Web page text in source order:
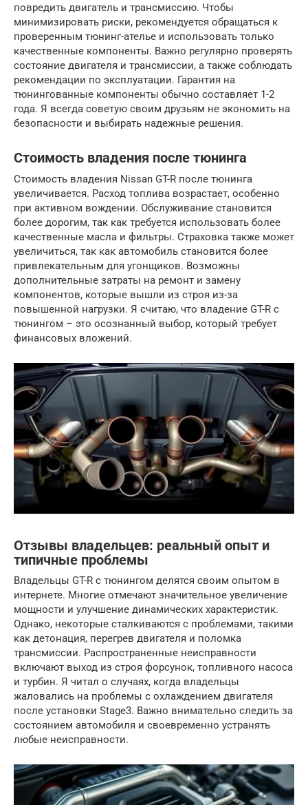
повредить двигатель и трансмиссию. Чтобы
минимизировать риски, рекомендуется обращаться к
проверенным тюнинг-ателье и использовать только
качественные компоненты. Важно регулярно проверять
состояние двигателя и трансмиссии, а также соблюдать
рекомендации по эксплуатации. Гарантия на
тюнингованные компоненты обычно составляет 1-2
года. Я всегда советую своим друзьям не экономить на
безопасности и выбирать надежные решения.
Стоимость владения после тюнинга
Стоимость владения Nissan GT-R после тюнинга
увеличивается. Расход топлива возрастает, особенно
при активном вождении. Обслуживание становится
более дорогим, так как требуется использовать более
качественные масла и фильтры. Страховка также может
увеличиться, так как автомобиль становится более
привлекательным для угонщиков. Возможны
дополнительные затраты на ремонт и замену
компонентов, которые вышли из строя из-за
повышенной нагрузки. Я считаю, что владение GT-R с
тюнингом – это осознанный выбор, который требует
финансовых вложений.
Отзывы владельцев: реальный опыт и
типичные проблемы
Владельцы GT-R с тюнингом делятся своим опытом в
интернете. Многие отмечают значительное увеличение
мощности и улучшение динамических характеристик.
Однако, некоторые сталкиваются с проблемами, такими
как детонация, перегрев двигателя и поломка
трансмиссии. Распространенные неисправности
включают выход из строя форсунок, топливного насоса
и турбин. Я читал о случаях, когда владельцы
жаловались на проблемы с охлаждением двигателя
после установки Stage3. Важно внимательно следить за
состоянием автомобиля и своевременно устранять
любые неисправности.